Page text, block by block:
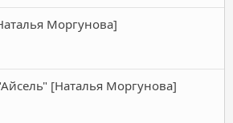
Моргунова]
[Наталья Моргунова]